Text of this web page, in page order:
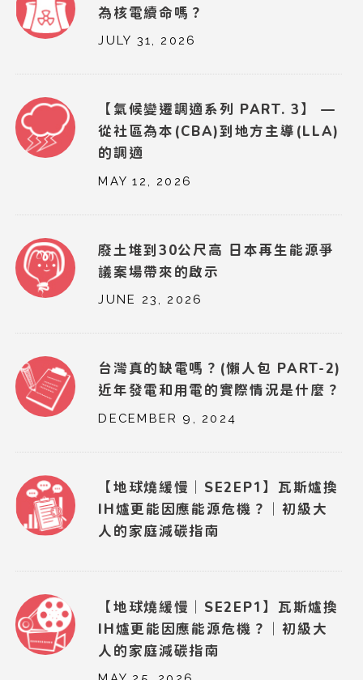
為核電續命嗎？
JULY 31, 2026
【氣候變遷調適系列 PART. 3】 —
從社區為本(CBA)到地方主導(LLA)
的調適
MAY 12, 2026
廢土堆到30公尺高 日本再生能源爭
議案場帶來的啟示
JUNE 23, 2026
台灣真的缺電嗎？(懶人包 PART-2)
近年發電和用電的實際情況是什麼？
DECEMBER 9, 2024
【地球燒緩慢｜SE2EP1】瓦斯爐換
IH爐更能因應能源危機？｜初級大
人的家庭減碳指南
【地球燒緩慢｜SE2EP1】瓦斯爐換
IH爐更能因應能源危機？｜初級大
人的家庭減碳指南